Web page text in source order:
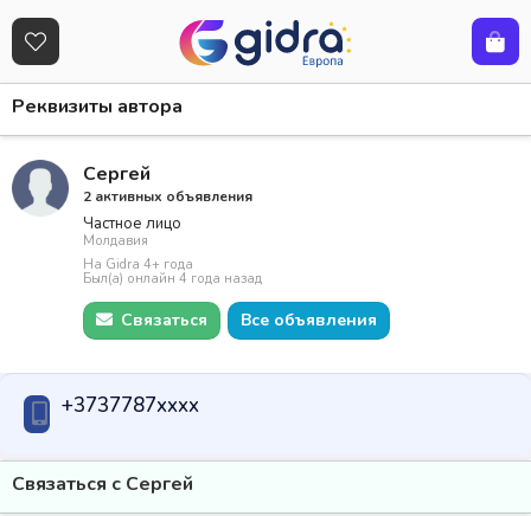
Реквизиты автора
Сергей
2 активных объявления
Частное лицо
Молдавия
На Gidra 4+ года
Был(а) онлайн 4 года назад
Связаться Все объявления
+3737787xxxx
Связаться с Сергей